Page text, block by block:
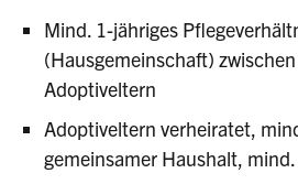
Mind. 1-jähriges
(Hausgemeinschaft)
Adoptiveltern
Adoptiveltern verheiratet,
gemeinsamer Haushalt,